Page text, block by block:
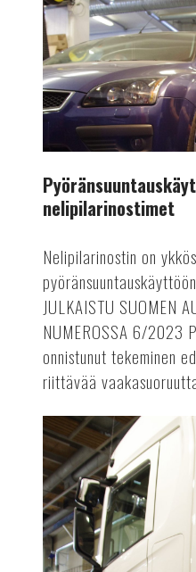
nelipilarinostimet
Nelipilarinostin on
JULKAISTU SUOMEN
NUMEROSSA 6/2023
onnistunut tekeminen
riittävää
Raskaan
kaluston
jarrudynamometrit